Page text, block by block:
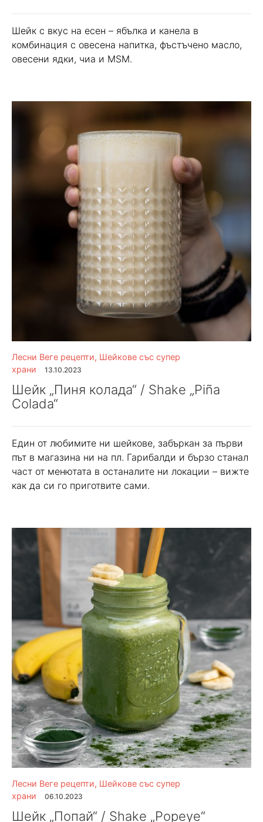
Шейк с вкус на есен – ябълка и канела в
комбинация с овесена напитка, фъстъчено масло,
овесени ядки, чиа и MSM.
Лесни Веге рецепти, Шейкове със супер
храни
13.10.2023
Шейк „Пиня колада“ / Shake „Piña
Colada“
Един от любимите ни шейкове, забъркан за първи
път в магазина ни на пл. Гарибалди и бързо станал
част от менютата в останалите ни локации – вижте
как да си го приготвите сами.
Лесни Веге рецепти, Шейкове със супер
храни
06.10.2023
Шейк „Попай“ / Shake „Popeye“